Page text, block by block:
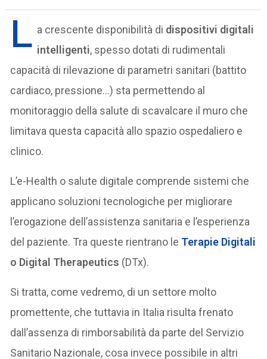
L a crescente disponibilità di dispositivi digitali
intelligenti, spesso dotati di rudimentali
capacità di rilevazione di parametri sanitari (battito
cardiaco, pressione…) sta permettendo al
monitoraggio della salute di scavalcare il muro che
limitava questa capacità allo spazio ospedaliero e
clinico.
L’e-Health o salute digitale comprende sistemi che
applicano soluzioni tecnologiche per migliorare
l’erogazione dell’assistenza sanitaria e l’esperienza
del paziente. Tra queste rientrano le Terapie Digitali
o Digital Therapeutics (DTx).
Si tratta, come vedremo, di un settore molto
promettente, che tuttavia in Italia risulta frenato
dall’assenza di rimborsabilità da parte del Servizio
Sanitario Nazionale, cosa invece possibile in altri